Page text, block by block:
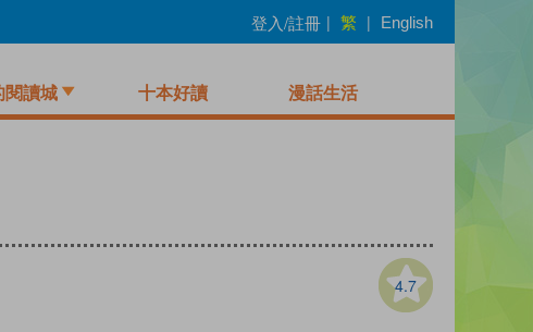
登入/註冊 | 繁 | English
閱讀城 十本好讀 漫話生活
4.7